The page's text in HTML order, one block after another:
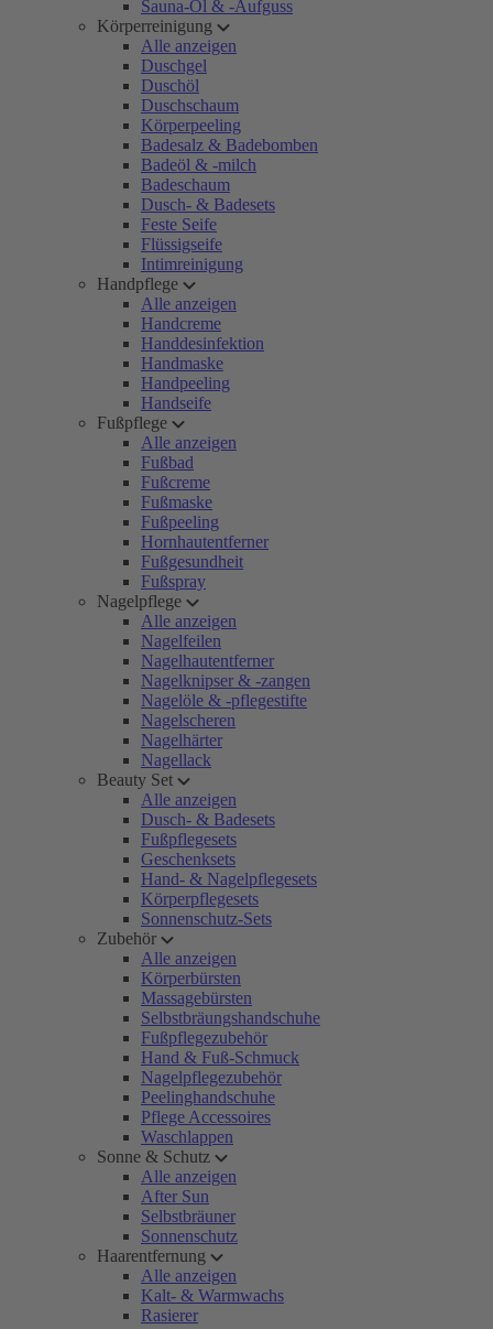
Sauna-Öl & -Aufguss
Körperreinigung
Alle anzeigen
Duschgel
Duschöl
Duschschaum
Körperpeeling
Badesalz & Badebomben
Badeöl & -milch
Badeschaum
Dusch- & Badesets
Feste Seife
Flüssigseife
Intimreinigung
Handpflege
Alle anzeigen
Handcreme
Handdesinfektion
Handmaske
Handpeeling
Handseife
Fußpflege
Alle anzeigen
Fußbad
Fußcreme
Fußmaske
Fußpeeling
Hornhautentferner
Fußgesundheit
Fußspray
Nagelpflege
Alle anzeigen
Nagelfeilen
Nagelhautentferner
Nagelknipser & -zangen
Nagelöle & -pflegestifte
Nagelscheren
Nagelhärter
Nagellack
Beauty Set
Alle anzeigen
Dusch- & Badesets
Fußpflegesets
Geschenksets
Hand- & Nagelpflegesets
Körperpflegesets
Sonnenschutz-Sets
Zubehör
Alle anzeigen
Körperbürsten
Massagebürsten
Selbstbräungshandschuhe
Fußpflegezubehör
Hand & Fuß-Schmuck
Nagelpflegezubehör
Peelinghandschuhe
Pflege Accessoires
Waschlappen
Sonne & Schutz
Alle anzeigen
After Sun
Selbstbräuner
Sonnenschutz
Haarentfernung
Alle anzeigen
Kalt- & Warmwachs
Rasierer